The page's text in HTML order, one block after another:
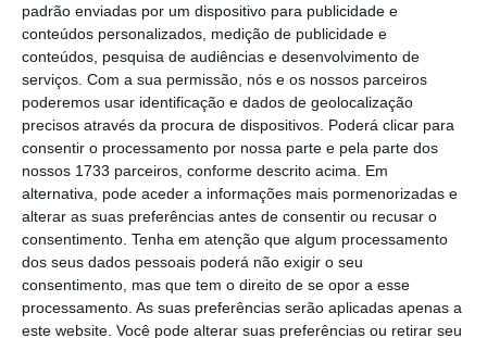
padrão enviadas por um dispositivo para publicidade e
conteúdos personalizados, medição de publicidade e
conteúdos, pesquisa de audiências e desenvolvimento de
serviços. Com a sua permissão, nós e os nossos parceiros
poderemos usar identificação e dados de geolocalização
precisos através da procura de dispositivos. Poderá clicar para
consentir o processamento por nossa parte e pela parte dos
nossos 1733 parceiros, conforme descrito acima. Em
alternativa, pode aceder a informações mais pormenorizadas e
alterar as suas preferências antes de consentir ou recusar o
consentimento. Tenha em atenção que algum processamento
dos seus dados pessoais poderá não exigir o seu
consentimento, mas que tem o direito de se opor a esse
processamento. As suas preferências serão aplicadas apenas a
este website. Você pode alterar suas preferências ou retirar seu
passava por obrigar as faturas a terem um QR
Codede modo a que osconsumidores possam
transmitir diretamente as faturas ao e-fatura
Desta forma, os consumidores deixam de ser
obrigados a dar o número de contribuinte ao
comercianteque, por outro lado, vêreduzida
a margem para eliminar os registos de vendas.
Fatura detalhada é “extensa e excessiva”, dizem
gasolineiras
Ler Mais